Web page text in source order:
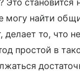
Это
могу найти
делает то, что
простой в